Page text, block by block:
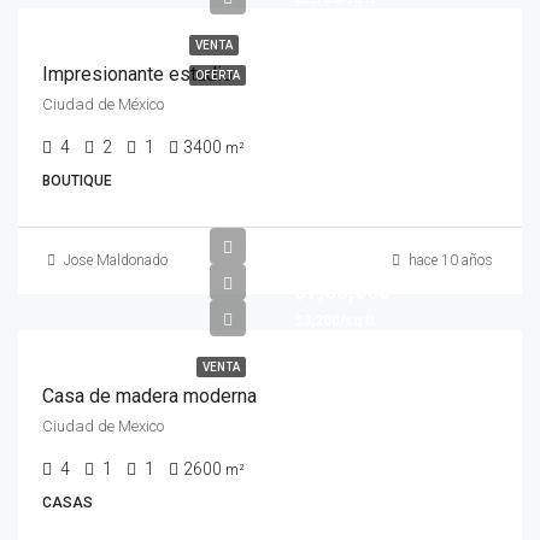
VENTA
OFERTA
Impresionante estudio
Ciudad de México
4 2 1 3400 m²
BOUTIQUE
Jose Maldonado hace 10 años
VENTA
Casa de madera moderna
Ciudad de Mexico
4 1 1 2600 m²
CASAS